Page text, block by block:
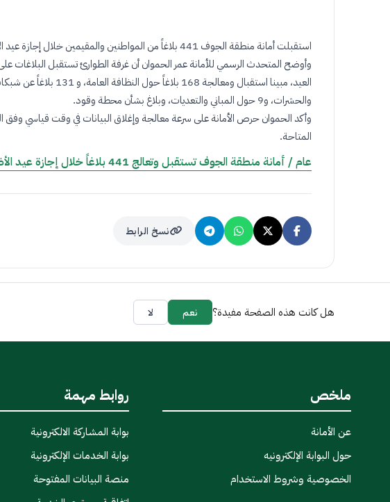
استقبلت أمانة منطقة الجوف 441 بلاغاً من المواطنين والمقيمين خلال إجازة عيد الأضحى المبارك، وذلك من خلال مركز الاتصال الموحد 940 وتطبيق بلدي على الأجهزة الذكية
وأوضح المتحدث الرسمي للأمانة عمر الحموان أن غرفة الطوارئ تستقبل البلاغات
والحشرات، و9 حول المباني والتعديات، وبلاغ بشأن محطة وقود
.
وأكد الحموان حرص الأمانة على سرعة معالجة وإغلاق البيانات في وقت قياسي وفق
المتاحة.
عام / أمانة منطقة الجوف تستقبل وتعالج 441 بلاغاً خلال إجازة عيد الأضحى المبارك (spa.gov.sa)
نسخ الرابط
هل كانت هذه الصفحة مفيدة؟ نعم لا
ملخص
عن الأمانة
حول البوابة الإلكترونيه
الخصوصية وشروط الاستخدام
روابط مهمة
بوابة المشاركة الالكترونية
بوابة الخدمات الإلكترونية
منصة البيانات المفتوحة